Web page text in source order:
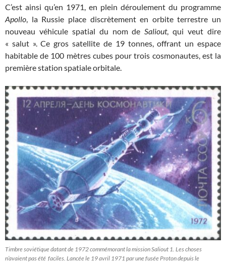
C’est ainsi qu’en 1971, en plein déroulement du programme
Apollo, la Russie place discrètement en orbite terrestre un
nouveau véhicule spatial du nom deSaliout, qui veut dire
« salut ». Ce gros satellite de 19 tonnes, offrant un espace
habitable de 100 mètres cubes pour trois cosmonautes, est la
première station spatiale orbitale.
Timbre soviétique datant de 1972 commémorant la mission Saliout 1. Les choses
n’avaient pas été faciles. Lancée le 19 avril 1971 par une fusée Proton depuis le